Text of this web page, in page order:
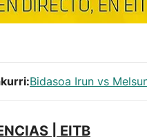
Bidasoa Irun vs
| EITB